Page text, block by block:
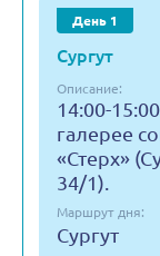
День 1
Сургут
Описание:
14:00-
галерее
«Стерх»
34/1).
Маршрут дня:
Сургут